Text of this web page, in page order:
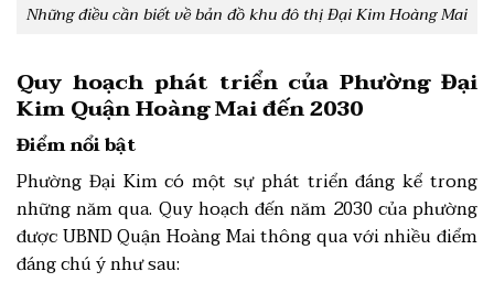
Những điều cần biết về bản đồ khu đô thị Đại Kim Hoàng Mai
Quy hoạch phát triển của Phường Đại
Kim Quận Hoàng Mai đến 2030
Điểm nổi bật
Phường Đại Kim có một sự phát triển đáng kể trong
những năm qua. Quy hoạch đến năm 2030 của phường
được UBND Quận Hoàng Mai thông qua với nhiều điểm
đáng chú ý như sau: